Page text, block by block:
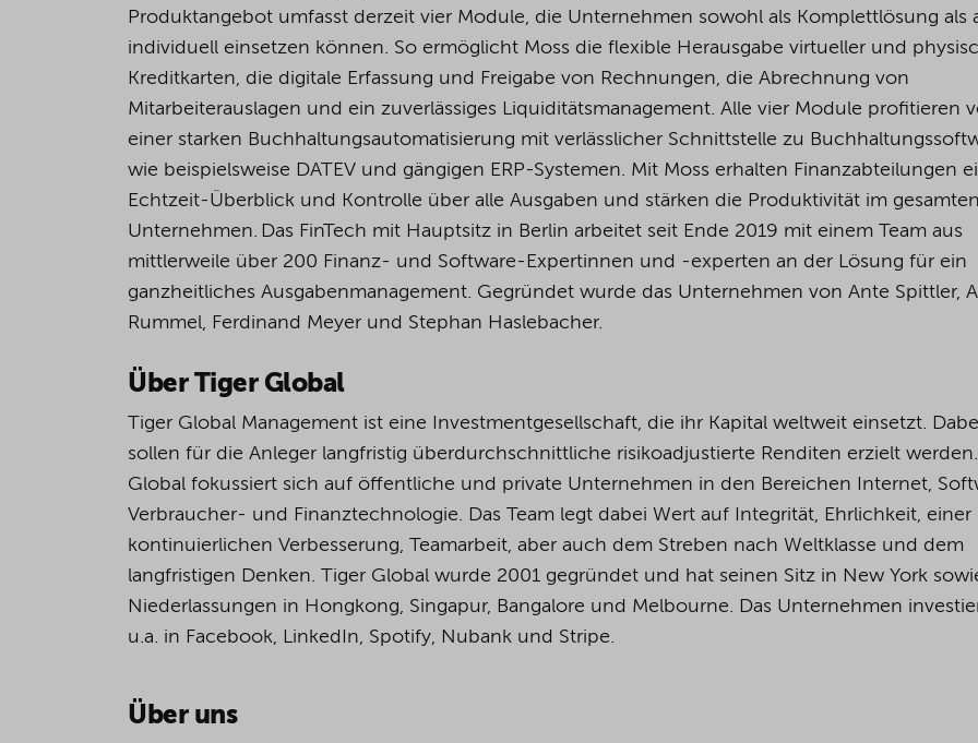
Produktangebot umfasst derzeit vier Module, die Unternehmen sowohl als Komplettlösung als
individuell einsetzen können. So ermöglicht Moss die flexible Herausgabe virtueller und
Kreditkarten, die digitale Erfassung und Freigabe von Rechnungen, die Abrechnung von
Mitarbeiterauslagen und ein zuverlässiges Liquiditätsmanagement. Alle vier Module profitieren
einer starken Buchhaltungsautomatisierung mit verlässlicher Schnittstelle zu
wie beispielsweise DATEV und gängigen ERP-Systemen. Mit Moss erhalten Finanzabteilungen
Echtzeit-Überblick und Kontrolle über alle Ausgaben und stärken die Produktivität im gesamten
Unternehmen. Das FinTech mit Hauptsitz in Berlin arbeitet seit Ende 2019 mit einem Team aus
mittlerweile über 200 Finanz- und Software-Expertinnen und -experten an der Lösung für ein
ganzheitliches Ausgabenmanagement. Gegründet wurde das Unternehmen von Ante Spittler,
Rummel, Ferdinand Meyer und Stephan Haslebacher.
Über Tiger Global
Tiger Global Management ist eine Investmentgesellschaft, die ihr Kapital weltweit einsetzt.
sollen für die Anleger langfristig überdurchschnittliche risikoadjustierte Renditen erzielt
Global fokussiert sich auf öffentliche und private Unternehmen in den Bereichen Internet,
Verbraucher- und Finanztechnologie. Das Team legt dabei Wert auf Integrität, Ehrlichkeit, einer
kontinuierlichen Verbesserung, Teamarbeit, aber auch dem Streben nach Weltklasse und dem
langfristigen Denken. Tiger Global wurde 2001 gegründet und hat seinen Sitz in New York
Niederlassungen in Hongkong, Singapur, Bangalore und Melbourne. Das Unternehmen
u.a. in Facebook, LinkedIn, Spotify, Nubank und Stripe.
Über uns